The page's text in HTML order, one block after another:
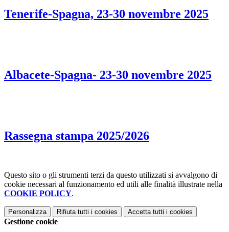
Tenerife-Spagna, 23-30 novembre 2025
Albacete-Spagna- 23-30 novembre 2025
Rassegna stampa 2025/2026
Questo sito o gli strumenti terzi da questo utilizzati si avvalgono di
cookie necessari al funzionamento ed utili alle finalità illustrate nella
COOKIE POLICY.
Personalizza Rifiuta tutti i cookies Accetta tutti i cookies
Gestione cookie